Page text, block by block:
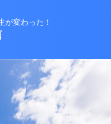
が変わった！